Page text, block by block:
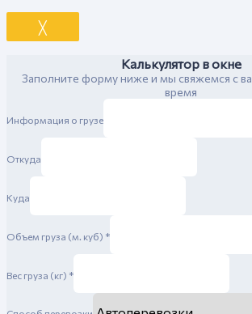
╳
Калькулятор в окне
Заполните форму ниже и мы свяжемся с
время
Информация о грузе
Откуда
Куда
Объем груза (м. куб) *
Вес груза (кг) *